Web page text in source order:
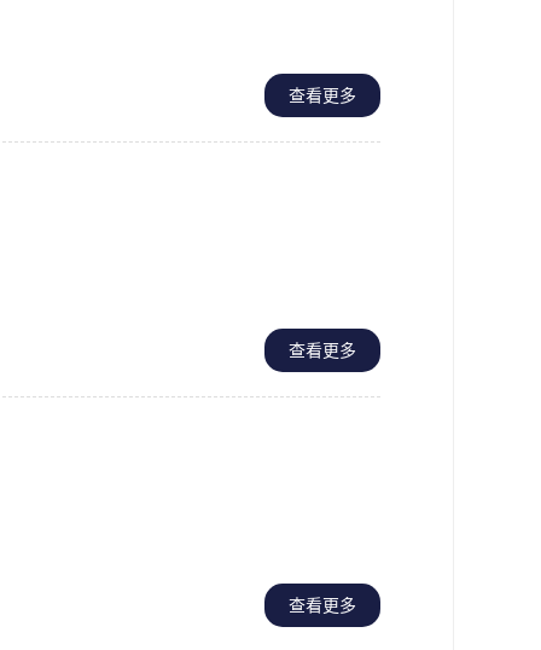
查看更多
查看更多
查看更多